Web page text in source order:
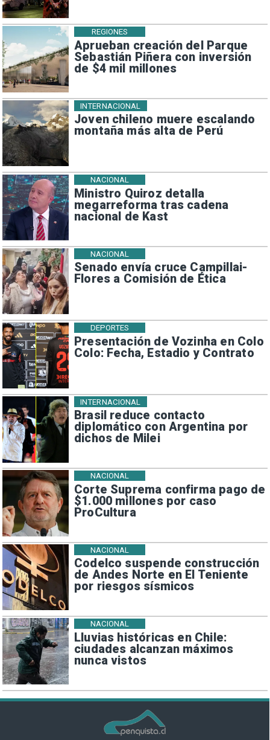
Aprueban creación del Parque
Sebastián Piñera con inversión
de $4 mil millones
REGIONES
Joven chileno muere escalando
montaña más alta de Perú
INTERNACIONAL
Ministro Quiroz detalla
megarreforma tras cadena
nacional de Kast
NACIONAL
Senado envía cruce Campillai-
Flores a Comisión de Ética
NACIONAL
Presentación de Vozinha en Colo
Colo: Fecha, Estadio y Contrato
DEPORTES
Brasil reduce contacto
diplomático con Argentina por
dichos de Milei
INTERNACIONAL
Corte Suprema confirma pago de
$1.000 millones por caso
ProCultura
NACIONAL
Codelco suspende construcción
de Andes Norte en El Teniente
por riesgos sísmicos
NACIONAL
Lluvias históricas en Chile:
ciudades alcanzan máximos
nunca vistos
NACIONAL